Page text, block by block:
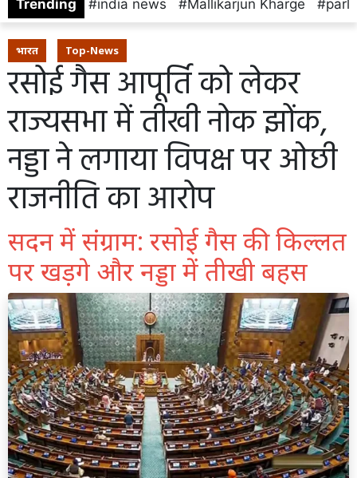
Trending india news Mallikarjun Kharge
भारत Top-News
रसोई गैस आपूर्ति को लेकर
राज्यसभा में तीखी नोक झोंक,
नड्डा ने लगाया विपक्ष पर ओछी
राजनीति का आरोप
सदन में संग्राम: रसोई गैस की किल्लत
पर खड़गे और नड्डा में तीखी बहस